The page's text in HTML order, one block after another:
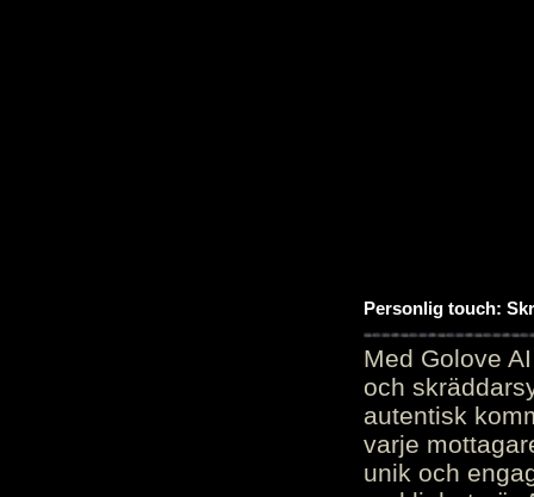
Personlig touch:
Med Golove
och
autentisk
varje
unik och